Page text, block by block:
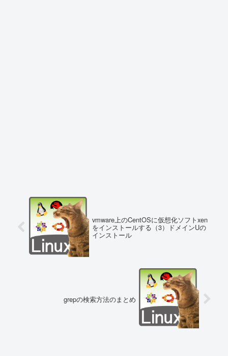
vmware上のCentOSに仮想化ソフトxen
をインストールする（3）ドメインUの
インストール
grepの検索方法のまとめ